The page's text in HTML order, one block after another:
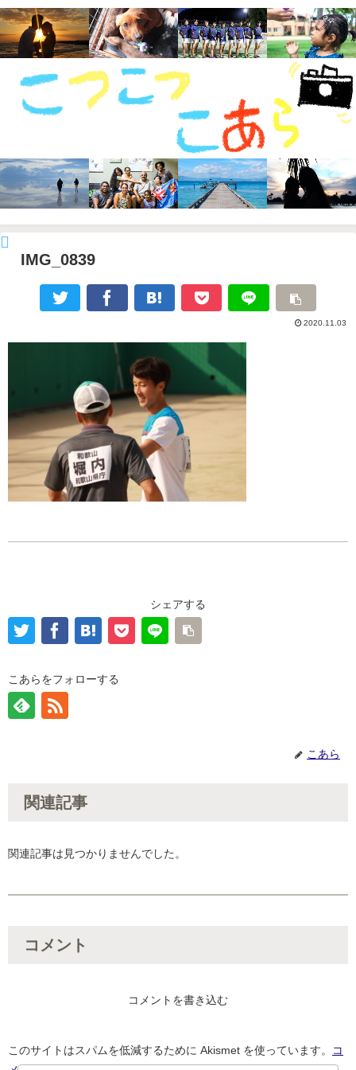
IMG_0839
2020.11.03
シェアする
こあらをフォローする
こあら
関連記事
関連記事は見つかりませんでした。
コメント
コメントを書き込む
このサイトはスパムを低減するために Akismet を使っています。
コ